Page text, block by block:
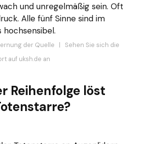
und unregelmäßig sein. Oft
Alle fünf Sinne sind im
der Quelle | Sehen Sie sich die
auf uksh.de an
Reihenfolge löst